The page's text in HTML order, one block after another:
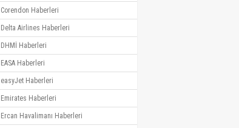
Corendon Haberleri
Delta Airlines Haberleri
DHMİ Haberleri
EASA Haberleri
easyJet Haberleri
Emirates Haberleri
Ercan Havalimanı Haberleri